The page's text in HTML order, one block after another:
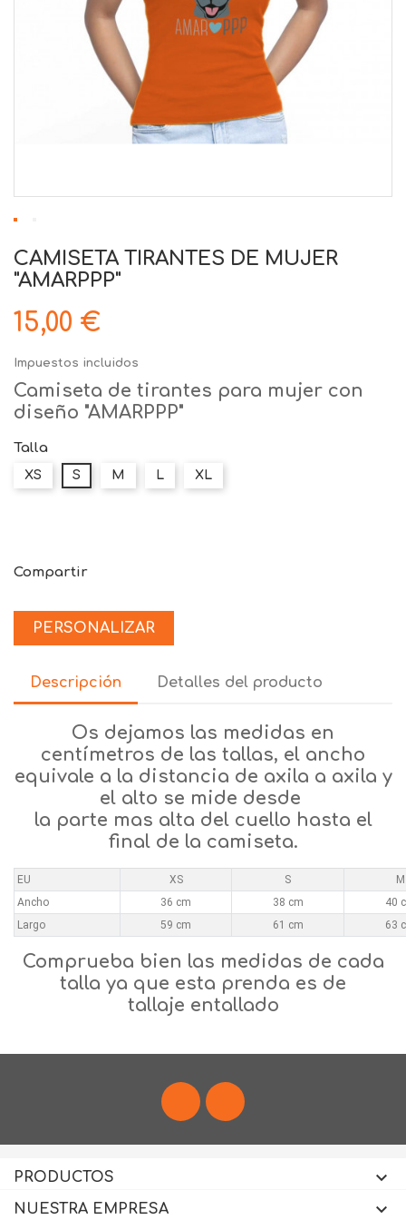
CAMISETA TIRANTES DE MUJER
"AMARPPP"
15,00 €
Impuestos incluidos
Camiseta de tirantes para mujer con
diseño "AMARPPP"
Talla
XS S M L XL
Compartir
PERSONALIZAR
Descripción Detalles del producto
Os dejamos las medidas en
centímetros de las tallas, el ancho
equivale a la distancia de axila a axila y
el alto se mide desde
la parte mas alta del cuello hasta el
final de la camiseta.
EU XS S
M
Ancho
36 cm 38 cm
40
Largo
59 cm 61 cm 63
Comprueba bien las medidas de cada
talla ya que esta prenda es de
tallaje entallado
Facebook
PRODUCTOS 
NUESTRA EMPRESA 